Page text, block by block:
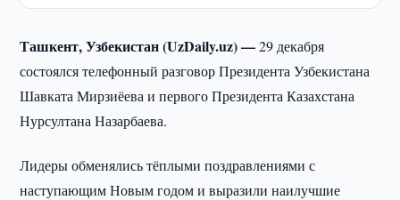
Ташкент, Узбекистан (UzDaily.uz) —29 декабря
состоялся телефонный разговор Президента Узбекистана
Шавката Мирзиёева и первого Президента Казахстана
Нурсултана Назарбаева.
Лидеры обменялись тёплыми поздравлениями с
наступающим Новым годом и выразили наилучшие